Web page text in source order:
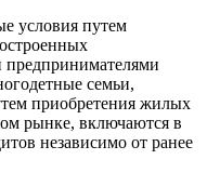
условия путем
семьи,
приобретения жилых
рынке, включаются в
независимо от ранее